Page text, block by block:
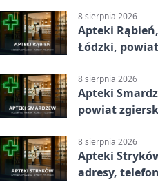
8 sierpnia 2026
Apteki
Łódzki,
8 sierpnia 2026
Apteki
powiat
8 sierpnia 2026
Apteki
adresy,